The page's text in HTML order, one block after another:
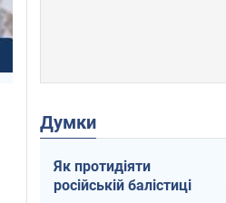
Думки
Як протидіяти
російській балістиці